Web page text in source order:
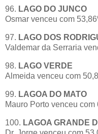
96. LAGO DO JUNCO
Osmar venceu com
97. LAGO DOS
Valdemar da Serraria
98. LAGO VERDE
Almeida venceu com
99. LAGOA DO MATO
Mauro Porto venceu com
100. LAGOA GRANDE